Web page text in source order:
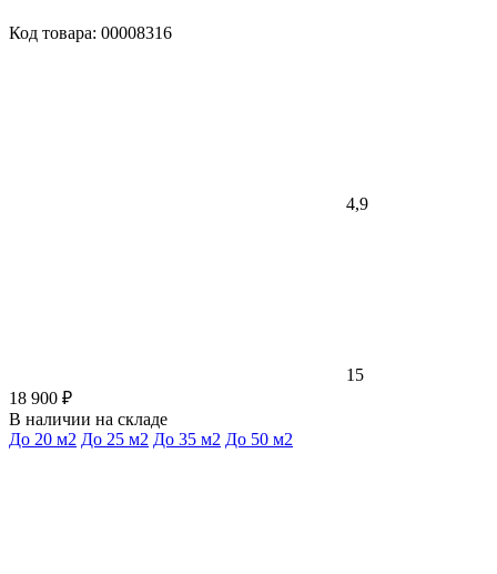
Код товара: 00008316
4,9
15
18 900 ₽
В наличии на складе
До 20 м2 До 25 м2 До 35 м2 До 50 м2